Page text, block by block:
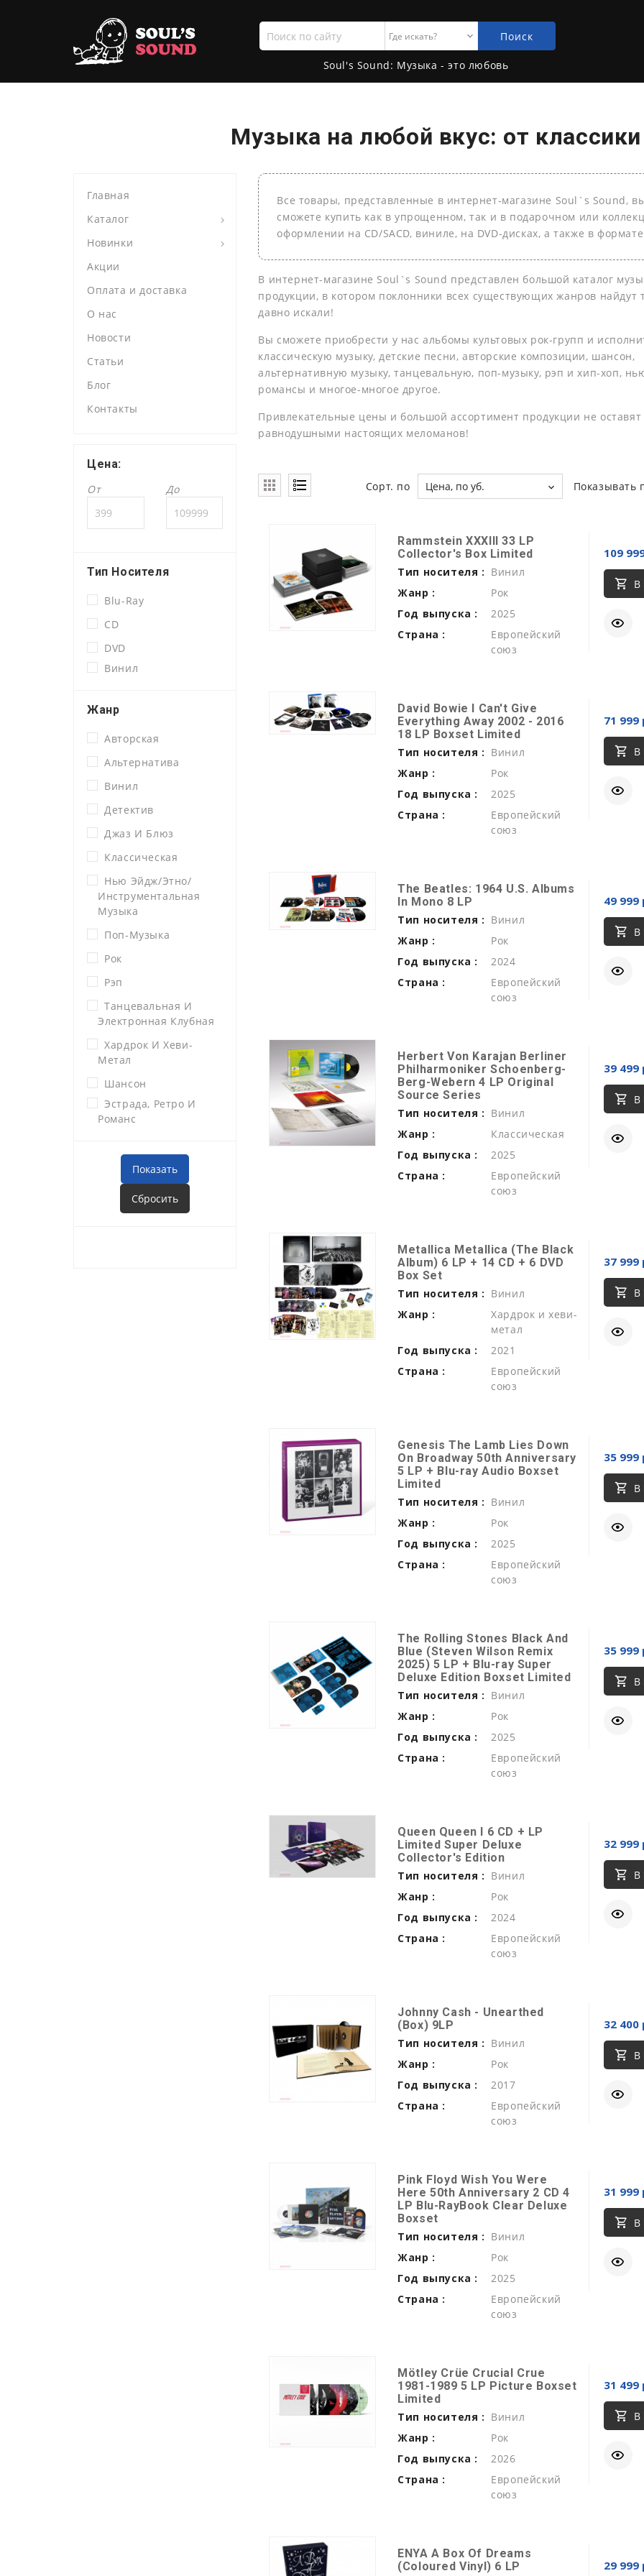
Поиск
по
сайту
Поиск
Soul's Sound: Музыка - это любовь
Музыка на любой вкус: от
Главная
Каталог
Новинки
Акции
Оплата и доставка
О нас
Новости
Статьи
Блог
Контакты
Цена:
От
До
Тип Носителя
Blu-Ray
CD
DVD
Винил
Жанр
Авторская
Альтернатива
Винил
Детектив
Джаз И Блюз
Классическая
Нью Эйдж/этно/
Инструментальная
Музыка
Поп-Музыка
Рок
Рэп
Танцевальная И
Электронная Клубная
Хардрок И Хеви-
Метал
Шансон
Эстрада, Ретро И
Романс
Все товары, представленные в интернет-магазине Soul`s Sound,
сможете купить как в упрощенном, так и в подарочном или
оформлении на СD/SACD, виниле, на DVD-дисках, а также в
В интернет-магазине Soul`s Sound представлен большой каталог
продукции, в котором поклонники всех существующих жанров найдут
давно искали!
Вы сможете приобрести у нас альбомы культовых рок-групп и
классическую музыку, детские песни, авторские композиции, шансон,
альтернативную музыку, танцевальную, поп-музыку, рэп и хип-хоп,
романсы и многое-многое другое.
Привлекательные цены и большой ассортимент продукции не оставят
равнодушными настоящих меломанов!
Сорт. по Цена, по уб. Показывать
Rammstein XXXIII 33 LP
Collector's Box Limited
Тип носителя : Винил
Жанр :
Рок
Год выпуска :
2025
Страна :
Европейский
союз
109
В
David Bowie I Can't Give
Everything Away 2002 - 2016
18 LP Boxset Limited
Тип носителя : Винил
Жанр :
Рок
Год выпуска :
2025
Страна :
Европейский
союз
71 999
В
The Beatles: 1964 U.S. Albums
In Mono 8 LP
Тип носителя : Винил
Жанр :
Рок
Год выпуска :
2024
Страна :
Европейский
союз
49 999
В
Herbert Von Karajan Berliner
Philharmoniker Schoenberg-
Berg-Webern 4 LP Original
Source Series
Тип носителя : Винил
Жанр :
Классическая
Год выпуска :
2025
Страна :
Европейский
союз
39 499
В
Metallica Metallica (The Black
Album) 6 LP + 14 CD + 6 DVD
Box Set
Тип носителя : Винил
Жанр :
Хардрок и хеви-
метал
Год выпуска :
2021
Страна :
Европейский
союз
37 999
В
Genesis The Lamb Lies Down
On Broadway 50th Anniversary
5 LP + Blu-ray Audio Boxset
Limited
Тип носителя : Винил
Жанр :
Рок
Год выпуска :
2025
Страна :
Европейский
союз
35 999
В
The Rolling Stones Black And
Blue (Steven Wilson Remix
2025) 5 LP + Blu-ray Super
Deluxe Edition Boxset Limited
Тип носителя : Винил
Жанр :
Рок
Год выпуска :
2025
Страна :
Европейский
союз
35 999
В
Queen Queen I 6 CD + LP
Limited Super Deluxe
Collector's Edition
Тип носителя : Винил
Жанр :
Рок
Год выпуска :
2024
Страна :
Европейский
союз
32 999
В
Johnny Cash - Unearthed
(Box) 9LP
Тип носителя : Винил
Жанр :
Рок
Год выпуска :
2017
Страна :
Европейский
союз
32 400
В
Pink Floyd Wish You Were
Here 50th Anniversary 2 CD 4
LP Blu-RayBook Clear Deluxe
Boxset
Тип носителя : Винил
Жанр :
Рок
Год выпуска :
2025
Страна :
Европейский
союз
31 999
В
Mötley Crüe Crucial Crue
1981-1989 5 LP Picture Boxset
Limited
Тип носителя : Винил
Жанр :
Рок
Год выпуска :
2026
Страна :
Европейский
союз
31 499
В
ENYA A Box Of Dreams
(Coloured Vinyl) 6 LP
29 999